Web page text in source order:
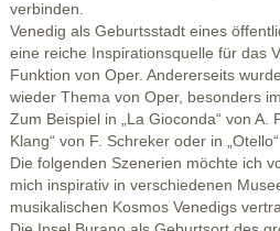
verbinden.
Venedig als Geburtsstadt eines
eine reiche Inspirationsquelle für das
Funktion von Oper. Andererseits
wieder Thema von Oper, besonders
Zum Beispiel in „La Gioconda“ von A.
Klang“ von F. Schreker oder in
Die folgenden Szenerien möchte ich
mich inspirativ in verschiedenen
musikalischen Kosmos Venedigs